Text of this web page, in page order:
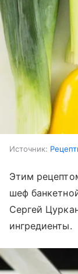
Источник:
Этим
шеф
Сергей
ингредиенты.